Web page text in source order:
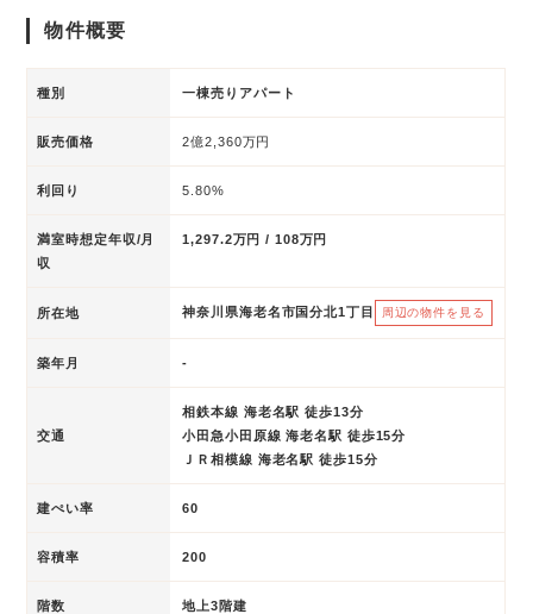
物件概要
種別 一棟売りアパート
販売価格 2億2,360万円
利回り 5.80%
満室時想定年収/月
収
1,297.2万円 / 108万円
所在地 神奈川県海老名市国分北1丁目 周辺の物件を見る
築年月 -
交通
相鉄本線 海老名駅 徒歩13分
小田急小田原線 海老名駅 徒歩15分
ＪＲ相模線 海老名駅 徒歩15分
建ぺい率 60
容積率 200
階数 地上3階建